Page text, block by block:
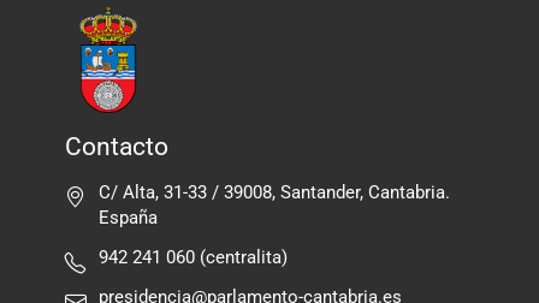
Contacto
C/ Alta, 31-33 / 39008, Santander, Cantabria.
España
942 241 060 (centralita)
presidencia@parlamento-cantabria.es